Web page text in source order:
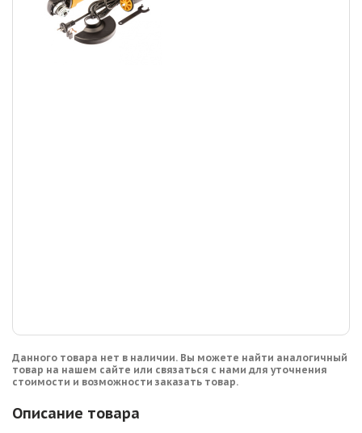
Данного товара нет в наличии. Вы можете найти аналогичный
товар на нашем сайте или связаться с нами для уточнения
стоимости и возможности заказать товар.
Описание товара